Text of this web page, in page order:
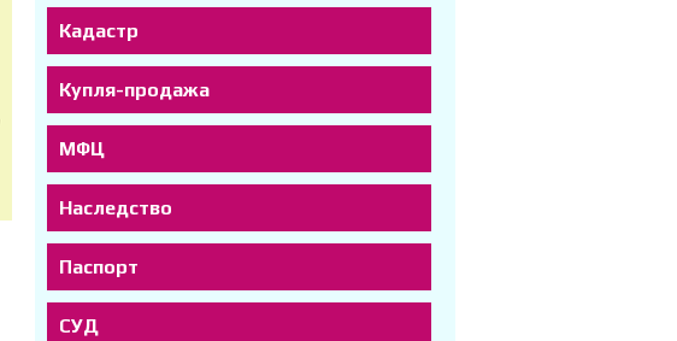
Кадастр
Купля-продажа
МФЦ
Наследство
Паспорт
СУД